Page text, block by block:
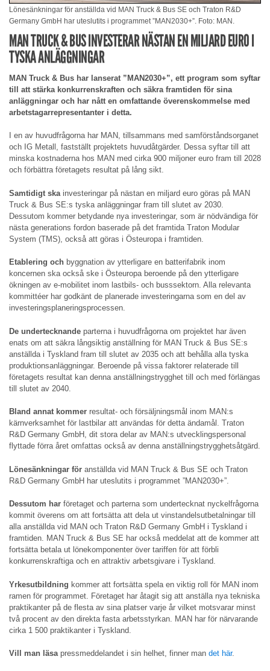
Lönesänkningar för anställda vid MAN Truck & Bus SE och Traton R&D
Germany GmbH har uteslutits i programmet ”MAN2030+”. Foto: MAN.
MAN TRUCK & BUS INVESTERAR NÄSTAN EN MILJARD EURO I
TYSKA ANLÄGGNINGAR
MAN Truck & Bus har lanserat ”MAN2030+”, ett program som syftar
till att stärka konkurrenskraften och säkra framtiden för sina
anläggningar och har nått en omfattande överenskommelse med
arbetstagarrepresentanter i detta.
I en av huvudfrågorna har MAN, tillsammans med samförståndsorganet
och IG Metall, fastställt projektets huvudåtgärder. Dessa syftar till att
minska kostnaderna hos MAN med cirka 900 miljoner euro fram till 2028
och förbättra företagets resultat på lång sikt.
Samtidigt ska investeringar på nästan en miljard euro göras på MAN
Truck & Bus SE:s tyska anläggningar fram till slutet av 2030.
Dessutom kommer betydande nya investeringar, som är nödvändiga för
nästa generations fordon baserade på det framtida Traton Modular
System (TMS), också att göras i Östeuropa i framtiden.
Etablering och byggnation av ytterligare en batterifabrik inom
koncernen ska också ske i Östeuropa beroende på den ytterligare
ökningen av e-mobilitet inom lastbils- och busssektorn. Alla relevanta
kommittéer har godkänt de planerade investeringarna som en del av
investeringsplaneringsprocessen.
De undertecknande parterna i huvudfrågorna om projektet har även
enats om att säkra långsiktig anställning för MAN Truck & Bus SE:s
anställda i Tyskland fram till slutet av 2035 och att behålla alla tyska
produktionsanläggningar. Beroende på vissa faktorer relaterade till
företagets resultat kan denna anställningstrygghet till och med förlängas
till slutet av 2040.
Bland annat kommer resultat- och försäljningsmål inom MAN:s
kärnverksamhet för lastbilar att användas för detta ändamål. Traton
R&D Germany GmbH, dit stora delar av MAN:s utvecklingspersonal
flyttade förra året omfattas också av denna anställningstrygghetsåtgärd.
Lönesänkningar för anställda vid MAN Truck & Bus SE och Traton
R&D Germany GmbH har uteslutits i programmet ”MAN2030+”.
Dessutom har företaget och parterna som undertecknat nyckelfrågorna
kommit överens om att fortsätta att dela ut vinstandelsutbetalningar till
alla anställda vid MAN och Traton R&D Germany GmbH i Tyskland i
framtiden. MAN Truck & Bus SE har också meddelat att de kommer att
fortsätta betala ut lönekomponenter över tariffen för att förbli
konkurrenskraftiga och en attraktiv arbetsgivare i Tyskland.
Yrkesutbildning kommer att fortsätta spela en viktig roll för MAN inom
ramen för programmet. Företaget har åtagit sig att anställa nya tekniska
praktikanter på de flesta av sina platser varje år vilket motsvarar minst
två procent av den direkta fasta arbetsstyrkan. MAN har för närvarande
cirka 1 500 praktikanter i Tyskland.
Vill man läsapressmeddelandet i sin helhet, finner man det här.